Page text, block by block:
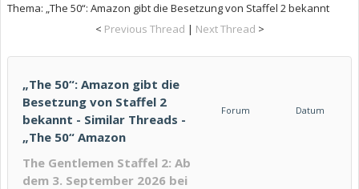
Thema: „The 50“: Amazon gibt die Besetzung von Staffel 2 bekannt
< Previous Thread | Next Thread >
„The 50“: Amazon gibt die
Besetzung von Staffel 2
bekannt - Similar Threads -
„The 50“ Amazon
Forum Datum
The Gentlemen Staffel 2: Ab
dem 3. September 2026 bei